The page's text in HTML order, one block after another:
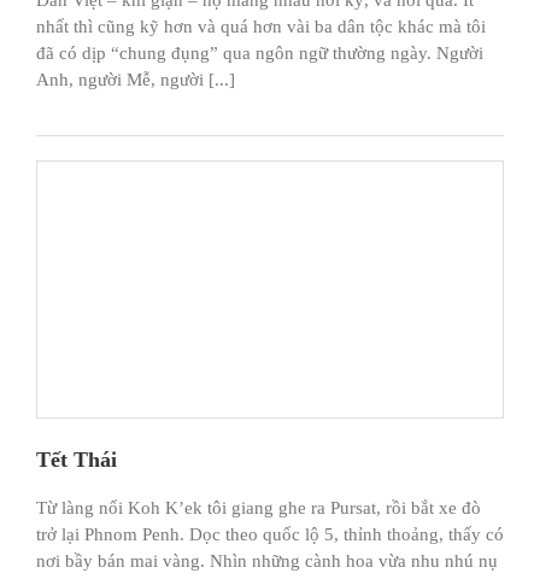
nhất thì cũng kỹ hơn và quá hơn vài ba dân tộc khác mà tôi
đã có dịp “chung đụng” qua ngôn ngữ thường ngày. Người
Anh, người Mễ, người [...]
Tết Thái
Từ làng nổi Koh K’ek tôi giang ghe ra Pursat, rồi bắt xe đò
trở lại Phnom Penh. Dọc theo quốc lộ 5, thỉnh thoảng, thấy có
nơi bầy bán mai vàng. Nhìn những cành hoa vừa nhu nhú nụ